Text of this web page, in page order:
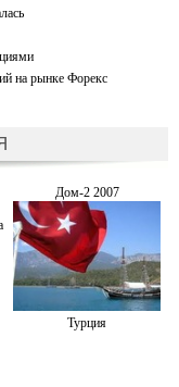
на рынке Форекс
Дом-2 2007
Турция